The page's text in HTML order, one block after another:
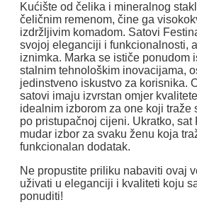
Kućište od čelika i mineralnog
čeličnim remenom, čine ga
izdržljivim komadom. Satovi
svojoj eleganciji i funkcionalnosti,
iznimka. Marka se ističe ponudom
stalnim tehnološkim inovacijama,
jedinstveno iskustvo za korisnika.
satovi imaju izvrstan omjer
idealnim izborom za one koji traže
po pristupačnoj cijeni. Ukratko, sat
mudar izbor za svaku ženu koja
funkcionalan dodatak.
Ne propustite priliku nabaviti ovaj
uživati ​​u eleganciji i kvaliteti koju
ponuditi!